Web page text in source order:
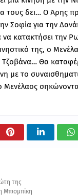
τους δει… Ο Άρης
Σοφία για την
κατακτήσει την
της, ο
Τζοβάνα… Θα
με το
της
Μπισμπίκη